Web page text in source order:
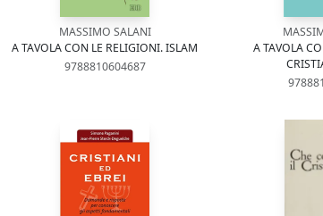
MASSIMO SALANI
A TAVOLA CON LE RELIGIONI. ISLAM
9788810604687
A TAVOLA